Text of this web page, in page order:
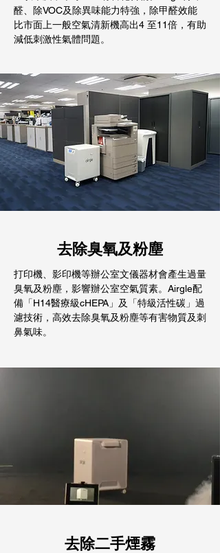
醛、除VOC及除異味能力特強，除甲醛效能
比市面上一般空氣清新機高出4 至11倍，有助
減低刺激性氣體問題。
去除臭氧及粉塵
打印機、影印機等辦公室文儀器材會產生過量
臭氧及粉塵，影響辦公室空氣質素。Airgle配
備「H14醫療級cHEPA」及「特級活性碳」過
濾技術，高效去除臭氧及粉塵等有害物質及刺
鼻氣味。
去除二手煙霧